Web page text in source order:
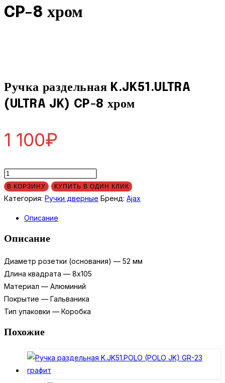
CP-
CP-8 хром
Ручка раздельная K.JK51.ULTRA
(ULTRA JK) CP-8 хром
1 100₽
Количество
товара
Ручка
K.JK51.ULTRA
(ULTRA
CP-
8
хром
В КОРЗИНУ КУПИТЬ В ОДИН КЛИК
Категория: Ручки дверные Бренд: Ajax
Описание
Описание
Диаметр розетки (основания) — 52 мм
Длина квадрата — 8х105
Материал — Алюминий
Покрытие — Гальваника
Тип упаковки — Коробка
Похожие